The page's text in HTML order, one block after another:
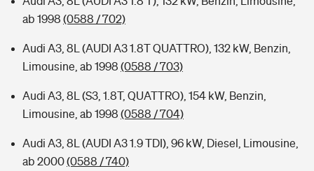
ab 1998 (0588 / 702)
Audi A3, 8L (AUDI A3 1.8T QUATTRO), 132 kW, Benzin,
Limousine, ab 1998 (0588 / 703)
Audi A3, 8L (S3, 1.8T, QUATTRO), 154 kW, Benzin,
Limousine, ab 1998 (0588 / 704)
Audi A3, 8L (AUDI A3 1.9 TDI), 96 kW, Diesel, Limousine,
ab 2000(0588 / 740)